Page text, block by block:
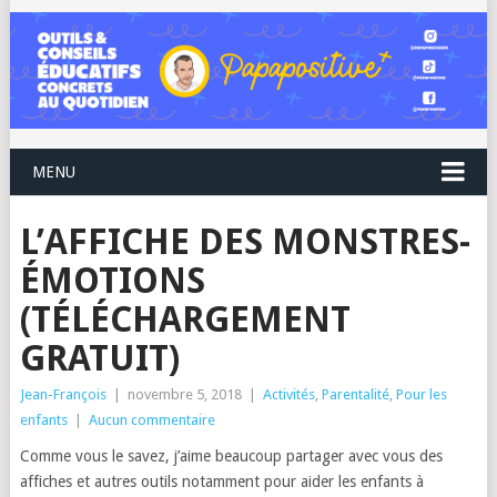
MENU
L’AFFICHE DES MONSTRES-
ÉMOTIONS
(TÉLÉCHARGEMENT
GRATUIT)
Jean-François novembre 5, 2018 Activités, Parentalité, Pour les
enfants
Aucun commentaire
Comme vous le savez, j’aime beaucoup partager avec vous des
affiches et autres outils notamment pour aider les enfants à